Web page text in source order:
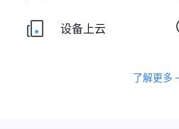
设备上云
了解更多